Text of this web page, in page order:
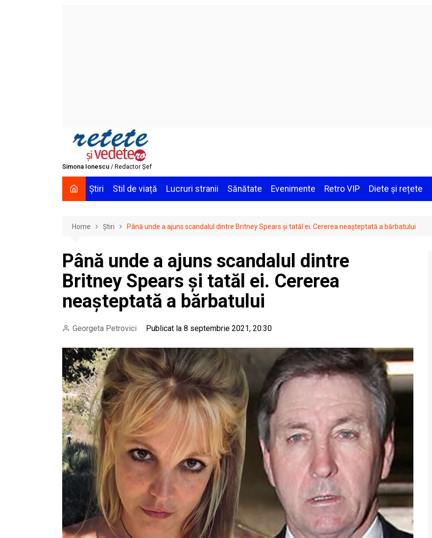
Simona Ionescu / Redactor Șef
Știri Stil de viață Lucruri stranii Sănătate Evenimente Retro VIP Diete și rețete
Home Știri Până unde a ajuns scandalul dintre Britney Spears și tatăl ei. Cererea neașteptată a bărbatului
Până unde a ajuns scandalul dintre
Britney Spears și tatăl ei. Cererea
neașteptată a bărbatului
Georgeta Petrovici Publicat la 8 septembrie 2021, 20:30